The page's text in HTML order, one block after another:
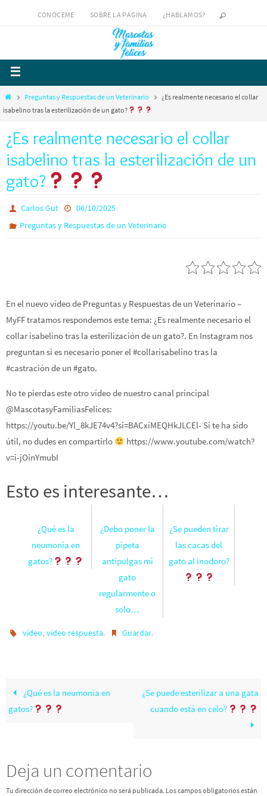
CONÓCEME SOBRE LA PÁGINA ¿HABLAMOS?
Preguntas y Respuestas de un Veterinario
¿Es realmente necesario el collar
isabelino tras la esterilización de un gato?
¿Es realmente necesario el collar
isabelino tras la esterilización de un
gato?
Carlos Gut
06/10/2025
Preguntas y Respuestas de un Veterinario
En el nuevo vídeo de Preguntas y Respuestas de un Veterinario –
MyFF tratamos respondemos este tema: ¿Es realmente necesario el
collar isabelino tras la esterilización de un gato?. En Instagram nos
preguntan si es necesario poner el #collarisabelino tras la
#castración de un #gato.
No te pierdas este otro vídeo de nuestro canal principal
@MascotasyFamiliasFelices:
https://youtu.be/Yl_8kJE74v4?si=BACxiMEQHkJLCEl- Si te ha sido
útil, no dudes en compartirlo
https://www.youtube.com/watch?
v=i-jOinYmubI
Esto es interesante…
¿Qué es la
neumonía en
gatos?
¿Debo poner la
pipeta
antipulgas mi
gato
regularmente o
solo…
¿Se pueden tirar
las cacas del
gato al inodoro?
vídeo,vídeo respuesta. Guardar.
¿Qué es la neumonía en
gatos?
¿Se puede esterilizar a una gata
cuando está en celo?
Deja un comentario
Tu dirección de correo electrónico no será publicada. Los campos obligatorios están